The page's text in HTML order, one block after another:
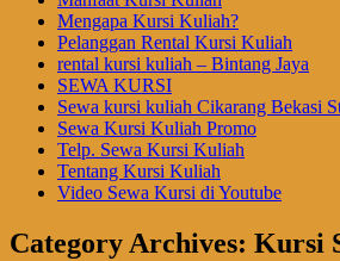
Mengapa Kursi Kuliah?
Pelanggan Rental Kursi Kuliah
rental kursi kuliah – Bintang Jaya
SEWA KURSI
Sewa kursi kuliah Cikarang Bekasi
Sewa Kursi Kuliah Promo
Telp. Sewa Kursi Kuliah
Tentang Kursi Kuliah
Video Sewa Kursi di Youtube
Category Archives: Kursi